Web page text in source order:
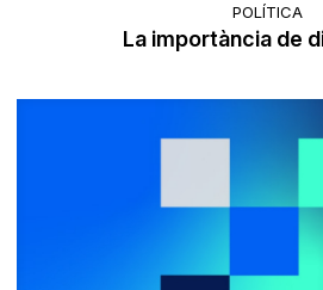
POLÍTICA
La importància de